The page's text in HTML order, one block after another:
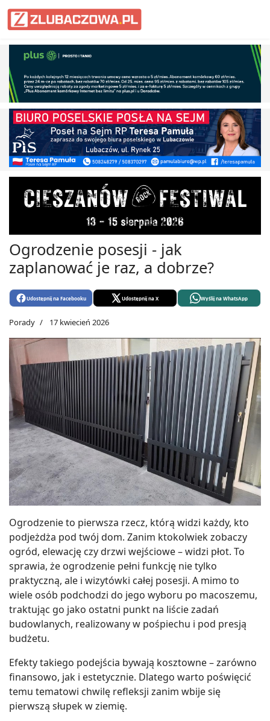
Informacje Lubaczów, powiat
Ogrodzenie posesji - jak
zaplanować je raz, a dobrze?
Udostępnij na Facebooku Udostępnij na X Wyślij na WhatsApp
Porady 17 kwiecień 2026
Ogrodzenie to pierwsza rzecz, którą widzi każdy, kto
podjeżdża pod twój dom. Zanim ktokolwiek zobaczy
ogród, elewację czy drzwi wejściowe – widzi płot. To
sprawia, że ogrodzenie pełni funkcję nie tylko
praktyczną, ale i wizytówki całej posesji. A mimo to
wiele osób podchodzi do jego wyboru po macoszemu,
traktując go jako ostatni punkt na liście zadań
budowlanych, realizowany w pośpiechu i pod presją
budżetu.
Efekty takiego podejścia bywają kosztowne – zarówno
finansowo, jak i estetycznie. Dlatego warto poświęcić
temu tematowi chwilę refleksji zanim wbije się
pierwszą słupek w ziemię.